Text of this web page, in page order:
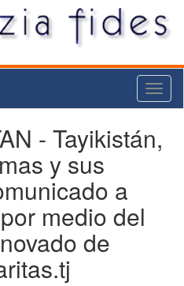
- Tayikistán,
y sus
a
medio del
de